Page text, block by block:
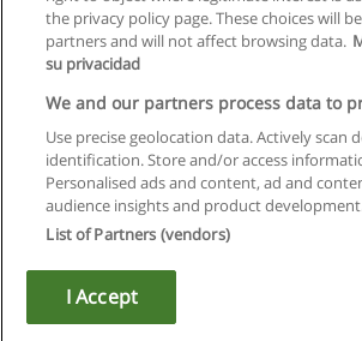
Regras de uso
Privacidade de dados
Entrar em contato com
Copyright © Educaedu Business S.L. - CIF :
the privacy policy page. These choices will
partners and will not affect browsing data.
su privacidad
We and our partners process data to
Use precise geolocation data. Actively scan
identification. Store and/or access
Personalised ads and content, ad and
audience insights and product
List of Partners (vendors)
I Accept